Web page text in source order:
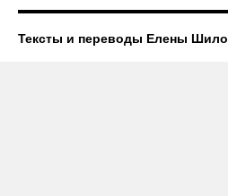
Тексты и переводы Елены Шило